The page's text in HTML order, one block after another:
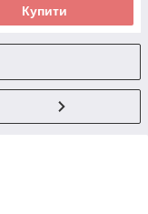
Купити